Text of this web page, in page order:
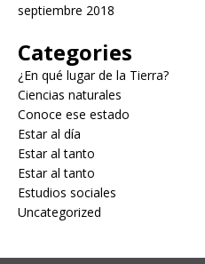
septiembre 2018
Categories
¿En qué lugar de la Tierra?
Ciencias naturales
Conoce ese estado
Estar al día
Estar al tanto
Estar al tanto
Estudios sociales
Uncategorized